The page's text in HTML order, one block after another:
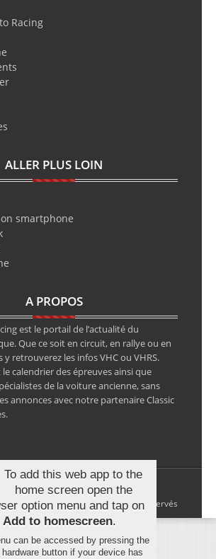
Racing
ALLER PLUS LOIN
smartphone
A PROPOS
est le portail de l’actualité du
Que ce soit en circuit, en rallye ou en
retrouverez les infos VHC ou VHRS.
le calendrier des épreuves ainsi que
de la voiture ancienne, sans
annonces avec notre partenaire Classic
NewsClassicRacing, tous droits réservés
To add this web app to the
home screen open the
option menu and tap on
Add to homescreen.
can be accessed by pressing the
hardware button if your device has